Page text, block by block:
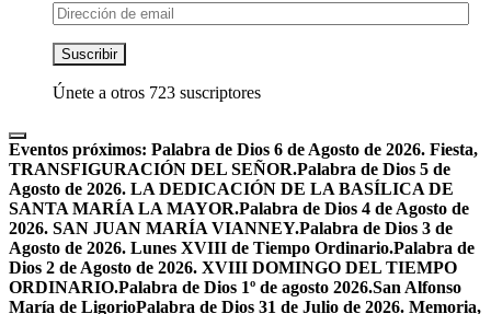
Dirección
de
email
Suscribir
Únete a otros 723 suscriptores
Eventos próximos: Palabra de Dios 6 de Agosto de 2026. Fiesta,
TRANSFIGURACIÓN DEL SEÑOR.Palabra de Dios 5 de
Agosto de 2026. LA DEDICACIÓN DE LA BASÍLICA DE
SANTA MARÍA LA MAYOR.Palabra de Dios 4 de Agosto de
2026. SAN JUAN MARÍA VIANNEY.Palabra de Dios 3 de
Agosto de 2026. Lunes XVIII de Tiempo Ordinario.Palabra de
Dios 2 de Agosto de 2026. XVIII DOMINGO DEL TIEMPO
ORDINARIO.Palabra de Dios 1º de agosto 2026.San Alfonso
María de LigorioPalabra de Dios 31 de Julio de 2026. Memoria,